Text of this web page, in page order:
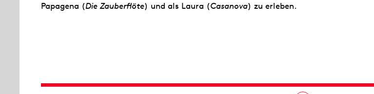
Papagena (Die Zauberflöte) und als Laura (Casanova) zu erleben.